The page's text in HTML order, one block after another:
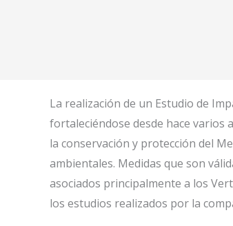
La realización de un Estudio de
fortaleciéndose desde hace varios
la conservación y protección del
ambientales. Medidas que son
asociados principalmente a los
los estudios realizados por la